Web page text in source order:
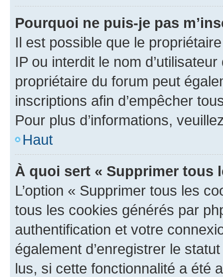
Pourquoi ne puis-je pas
Il est possible que le
IP ou interdit le nom
propriétaire du forum peut
inscriptions afin d’empêcher
Pour plus d’informations,
Haut
À quoi sert « Supprimer tous
L’option « Supprimer tous les
tous les cookies générés par
authentification et votre
également d’enregistrer le
lus, si cette fonctionnalité a été